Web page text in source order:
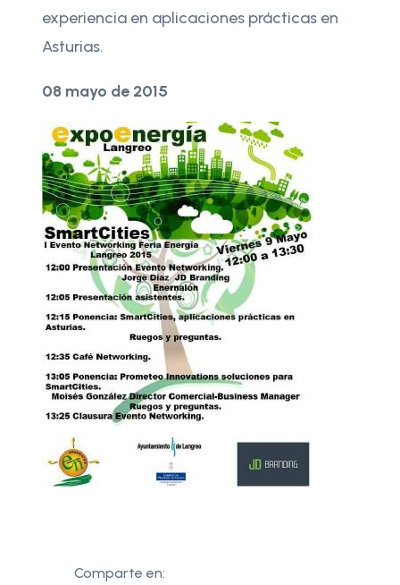
experiencia en aplicaciones prácticas en
Asturias.
08 mayo de 2015
Comparte en: